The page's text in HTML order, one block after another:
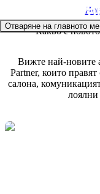
Отваряне на главното
Какво е
Вижте най-новите
Partner, които
салона,